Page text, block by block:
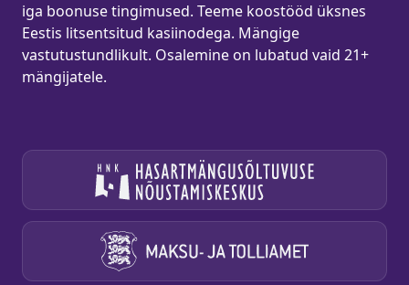
iga boonuse tingimused. Teeme koostööd üksnes
Eestis litsentsitud kasiinodega. Mängige
vastutustundlikult. Osalemine on lubatud vaid 21+
mängijatele.